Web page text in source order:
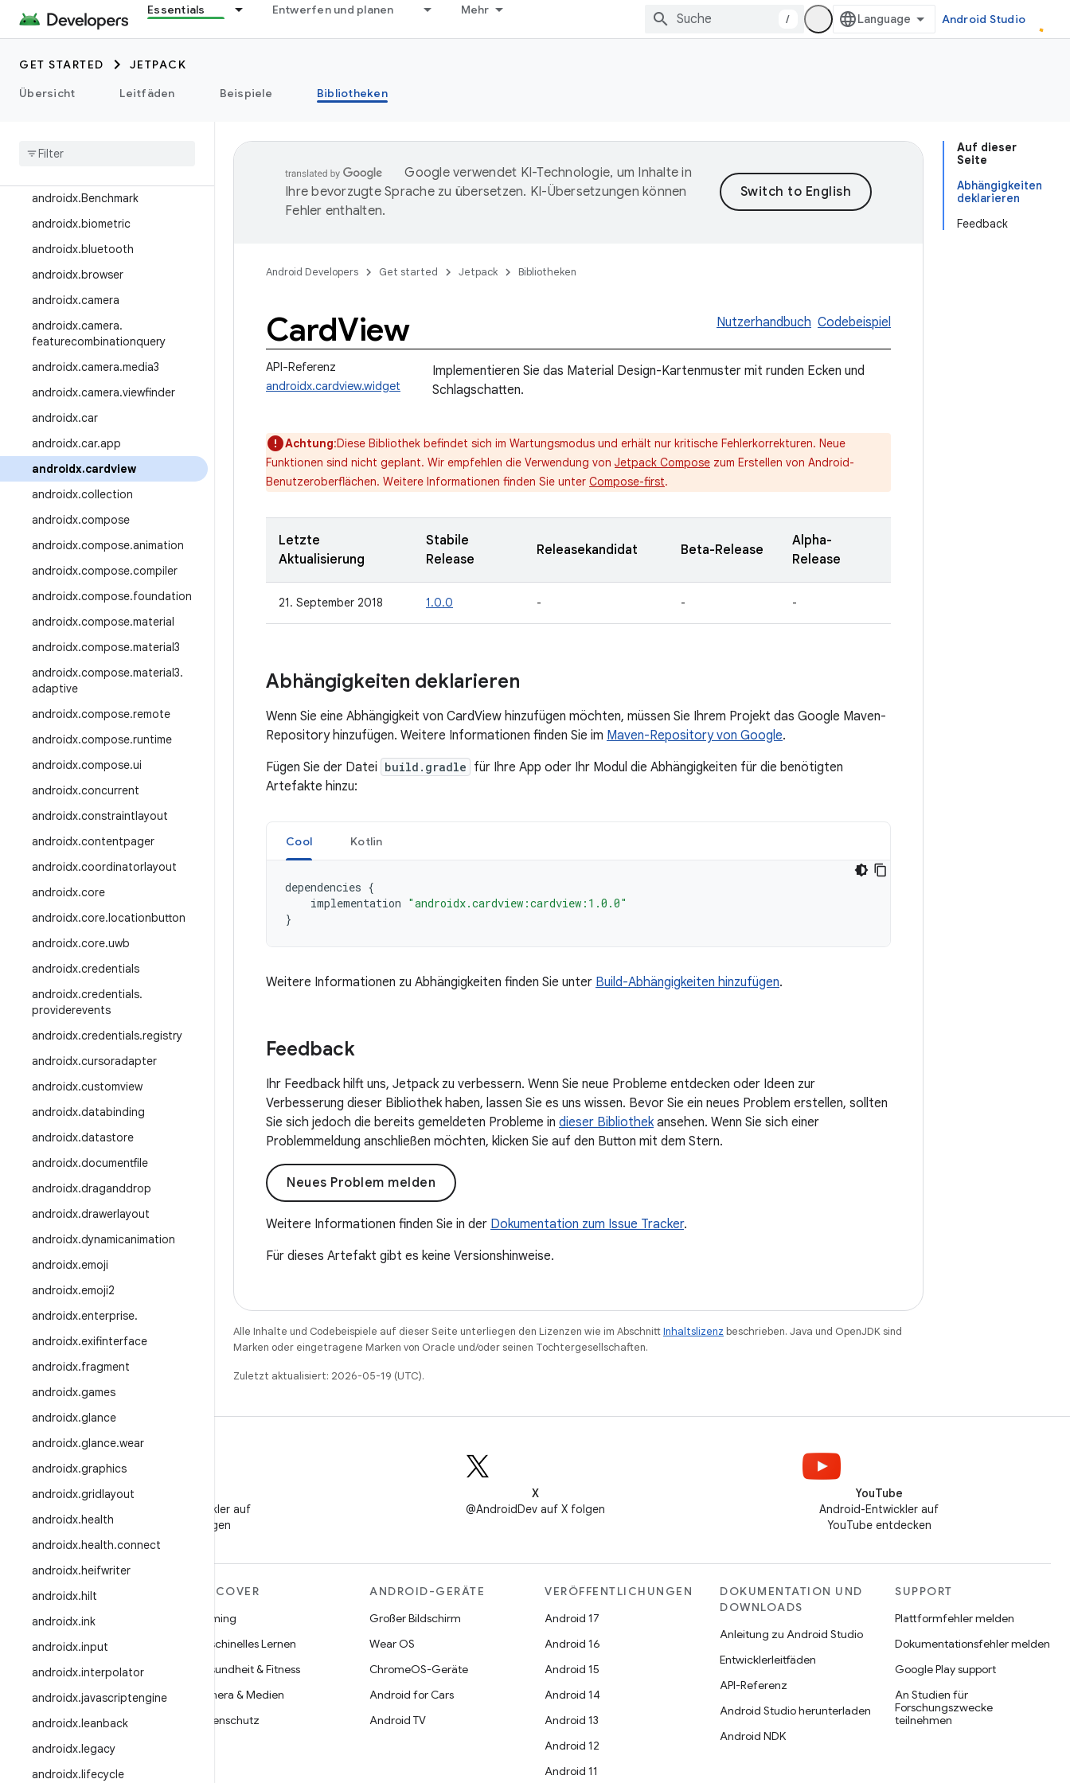
Essentials Entwerfen und planen Mehr
/ Android Studio
GET STARTED
JETPACK
Übersicht
Leitfäden Beispiele Bibliotheken
androidx.annotation
androidx.appfunctions
androidx.appsearch
androidx
androidx.Benchmark
androidx.biometric
androidx.bluetooth
androidx.browser
androidx.camera
androidx.camera.
featurecombinationquery
androidx.camera.media3
androidx.camera.viewfinder
androidx.car
androidx.car.app
androidx.cardview
androidx.collection
androidx.compose
androidx.compose.animation
androidx.compose.compiler
androidx.compose.foundation
androidx.compose.material
androidx.compose.material3
androidx.compose.material3.
adaptive
androidx.compose.remote
androidx.compose.runtime
androidx.compose.ui
androidx.concurrent
androidx.constraintlayout
androidx.contentpager
androidx.coordinatorlayout
androidx.core
androidx.core.locationbutton
androidx.core.uwb
androidx.credentials
androidx.credentials.
providerevents
androidx.credentials.registry
androidx.cursoradapter
androidx.customview
androidx.databinding
androidx.datastore
androidx.documentfile
androidx.draganddrop
androidx.drawerlayout
androidx.dynamicanimation
androidx.emoji
androidx.emoji2
androidx.enterprise.
androidx.exifinterface
androidx.fragment
androidx.games
androidx.glance
androidx.glance.wear
androidx.graphics
androidx.gridlayout
androidx.health
androidx.health.connect
androidx.heifwriter
androidx.hilt
androidx.ink
androidx.input
androidx.interpolator
androidx.javascriptengine
androidx.leanback
androidx.legacy
androidx.lifecycle
Auf dieser
Seite
Abhängigkeiten
deklarieren
Feedback
Google verwendet KI-Technologie, um Inhalte in
Ihre bevorzugte Sprache zu übersetzen. KI-Übersetzungen können
Fehler enthalten.
Android Developers Get started Jetpack Bibliotheken
CardView Nutzerhandbuch Codebeispiel
API-Referenz
androidx.cardview.widget
Implementieren Sie das Material Design-Kartenmuster mit runden Ecken und
Schlagschatten.
Achtung:Diese Bibliothek befindet sich im Wartungsmodus und erhält nur kritische Fehlerkorrekturen. Neue
Funktionen sind nicht geplant. Wir empfehlen die Verwendung von Jetpack Compose zum Erstellen von Android-
Benutzeroberflächen. Weitere Informationen finden Sie unter Compose-first.
Letzte
Aktualisierung
Stabile
Release
Releasekandidat Beta-Release
Alpha-
Release
21. September 2018 1.0.0 - - -
Abhängigkeiten deklarieren
Wenn Sie eine Abhängigkeit von CardView hinzufügen möchten, müssen Sie Ihrem Projekt das Google Maven-
Repository hinzufügen. Weitere Informationen finden Sie im Maven-Repository von Google.
Fügen Sie der Datei build.gradle für Ihre App oder Ihr Modul die Abhängigkeiten für die benötigten
Artefakte hinzu:
Cool Kotlin
dependencies {
implementation "androidx.cardview:cardview:1.0.0"
}
Weitere Informationen zu Abhängigkeiten finden Sie unter Build-Abhängigkeiten hinzufügen.
Feedback
Ihr Feedback hilft uns, Jetpack zu verbessern. Wenn Sie neue Probleme entdecken oder Ideen zur
Verbesserung dieser Bibliothek haben, lassen Sie es uns wissen. Bevor Sie ein neues Problem erstellen, sollten
Sie sich jedoch die bereits gemeldeten Probleme in dieser Bibliothekansehen. Wenn Sie sich einer
Problemmeldung anschließen möchten, klicken Sie auf den Button mit dem Stern.
Neues Problem melden
Weitere Informationen finden Sie in der Dokumentation zum Issue Tracker.
Für dieses Artefakt gibt es keine Versionshinweise.
Alle Inhalte und Codebeispiele auf dieser Seite unterliegen den Lizenzen wie im AbschnittInhaltslizenz beschrieben. Java und OpenJDK sind
Marken oder eingetragene Marken von Oracle und/oder seinen Tochtergesellschaften.
Zuletzt aktualisiert: 2026-05-19 (UTC).
Android-Entwickler auf
WeChat folgen
X
@AndroidDev auf X folgen
YouTube
Android-Entwickler auf
YouTube entdecken
MEHR ZU ANDROID
Android
Android für Unternehmen
Datensicherheit
Open Source
Neuigkeiten
Blog
Podcasts
DISCOVER
Gaming
Maschinelles Lernen
Gesundheit & Fitness
Kamera & Medien
Datenschutz
ANDROID-GERÄTE
Großer Bildschirm
Wear OS
ChromeOS-Geräte
Android for Cars
Android TV
VERÖFFENTLICHUNGEN
Android 17
Android 16
Android 15
Android 14
Android 13
Android 12
Android 11
DOKUMENTATION UND
DOWNLOADS
Anleitung zu Android Studio
Entwicklerleitfäden
API-Referenz
Android Studio herunterladen
Android NDK
SUPPORT
Plattformfehler melden
Dokumentationsfehler melden
Google Play support
An Studien für
Forschungszwecke
teilnehmen